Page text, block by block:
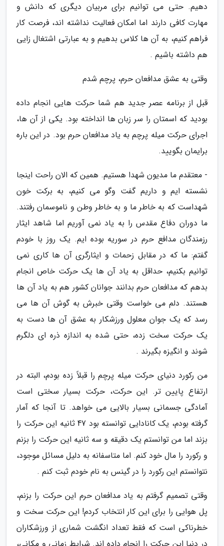
دهیم. حتی می توانیم برای مربیان دیگری که دانش و
مهارت کافی دارند اما امکان فعالیت نداشته اند، فرصت کار
فراهم کنیم، به آن ها کلاس بدهیم و به عبارتی اشتغال زایی
هم داشته باشیم .
وقتی به عشق مدافعان حرم، پرچم شدم
قبل از برنامه عصر جدید هم شما حرکت هایی انجام داده
بودید که اسمتان را سر زبان ها انداخته بود. یکی از آن ها،
اجرای حرکت میله پرچم به یاد مدافعان حرم بود. در این باره
برایمان بگویید.
- معتقدم ما مدیون شهدا هستیم. همین که الان راحت اینجا
نشسته ایم و داریم گفت وگو می کنیم، به برکت خون
شهداست که به خاطر ما و به خاطر وطن و ناموسمان رفتند.
ما دوران دفاع مقدس را به یاد نمی آوریم اما شاهد ایثار
رزمندگان مدافع حرم در سوریه بوده ایم. یک روز با خودم
گفتم: ما که در مقابل زحمات و ایثارگری آن ها کاری نمی
توانیم بکنیم، حداقل به یاد آن ها یک حرکت خاص انجام
بدهم که مدافعان حرم بدانند جوانان کشور هم به یاد آن ها
هستند. دلم می خواست وقتی خبرش به گوش آن ها می
رسد که یک جوان معلول ورزشکار به عشق آن ها دست به
یک حرکت سخت زده، حتی شده به اندازه ذره ای دلگرم
شوند و انگیزه بگیرند .
من رکورد دنیای حرکت میله پرچم را قبلاً زده بودم، البته در
ارتفاع پایین تر. این حرکت، حرکت بسیار سختی است
آمادگی جسمانی بسیار بالایی می خواهد. تا آنجا که آمار
گرفته بودم، یک کانادایی توانسته بود 47 ثانیه این حرکت را
بزند اما من توانستم یک دقیقه و سه ثانیه این حرکت را بزنم
و رکورد را مال خود کنم. اما متاسفانه به دلیل مسائل موجود،
نتوانستم این رکورد را در گینس به نام خودم ثبت کنم .
وقتی تصمیم گرفتم به یاد مدافعان حرم این حرکت را بزنم،
پل هوایی را برای این کار انتخاب کردم! این حرکت سخت و
خطرناکی است که فقط تعداد انگشت شماری از ورزشکاران